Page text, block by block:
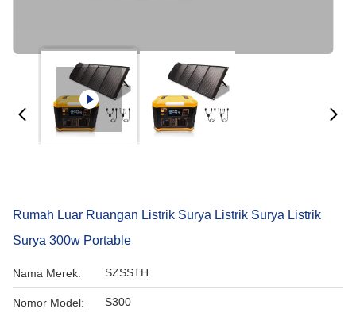
Rumah Luar Ruangan Listrik Surya Listrik Surya Listrik
Surya 300w Portable
Nama Merek: SZSSTH
Nomor Model: S300